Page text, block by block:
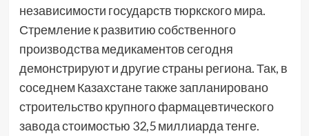
независимости государств тюркского мира.
Стремление к развитию собственного
производства медикаментов сегодня
демонстрируют и другие страны региона. Так, в
соседнем Казахстане также запланировано
строительство крупного фармацевтического
завода стоимостью 32,5 миллиарда тенге.